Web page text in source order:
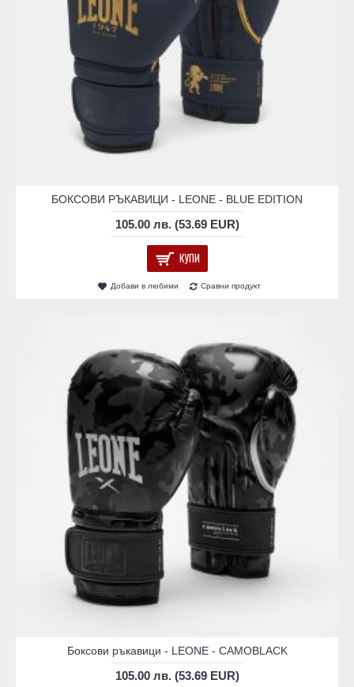
БОКСОВИ РЪКАВИЦИ - LEONE - BLUE EDITION
105.00 лв. (53.69 EUR)
КУПИ
Добави в любими Сравни продукт
Боксови ръкавици - LEONE - CAMOBLACK
105.00 лв. (53.69 EUR)